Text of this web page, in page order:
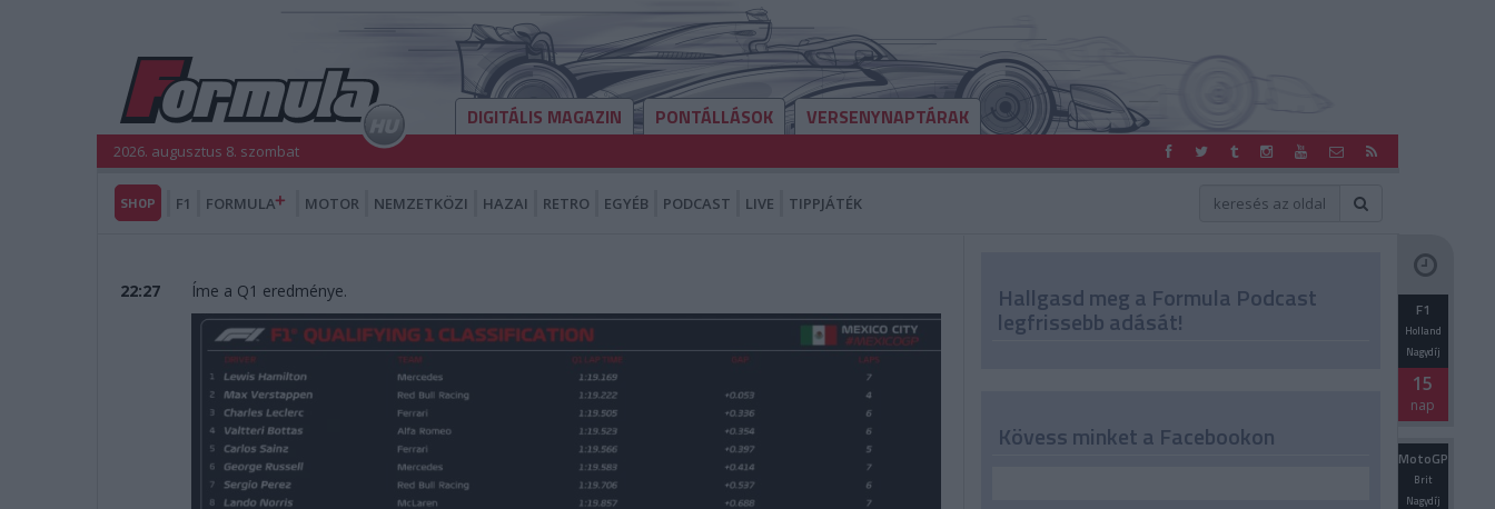
DIGITÁLIS MAGAZIN PONTÁLLÁSOK VERSENYNAPTÁRAK
2026. augusztus 8. szombat
SHOP F1 FORMULA MOTOR NEMZETKÖZI HAZAI RETRO EGYÉB PODCAST LIVE TIPPJÁTÉK
22:27 Íme a Q1 eredménye. Hallgasd meg a Formula Podcast
legfrissebb adását! F1
Holland
Nagydíj
15
nap
MotoGP
Brit
Nagydíj
Kövess minket a Facebookon